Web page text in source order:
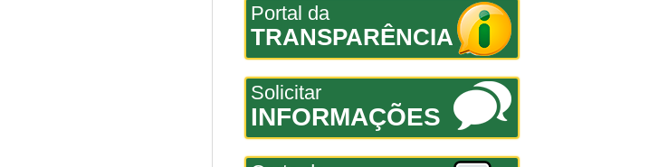
Portal da
TRANSPARÊNCIA
Solicitar
INFORMAÇÕES